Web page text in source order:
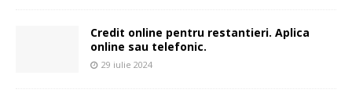
Credit online pentru restantieri. Aplica
online sau telefonic.
29 iulie 2024